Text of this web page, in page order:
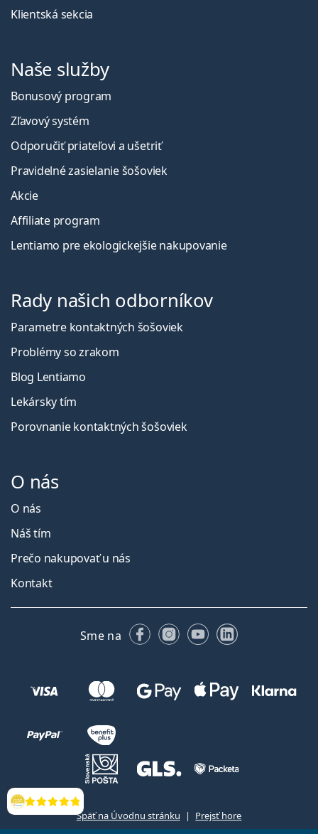
Hodnotenia
Klientská sekcia
Naše služby
Bonusový program
Zľavový systém
Odporučiť priateľovi a ušetriť
Pravidelné zasielanie šošoviek
Akcie
Affiliate program
Lentiamo pre ekologickejšie nakupovanie
Rady našich odborníkov
Parametre kontaktných šošoviek
Problémy so zrakom
Blog Lentiamo
Lekársky tím
Porovnanie kontaktných šošoviek
O nás
O nás
Náš tím
Prečo nakupovať u nás
Kontakt
Sme na FacebookuInstagrame
YouTubeLinkedIn
Späť na Úvodnu stránku
Prejsť hore